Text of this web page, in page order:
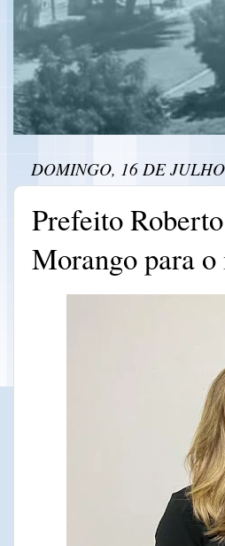
DOMINGO, 16 DE
Prefeito
Morango para o